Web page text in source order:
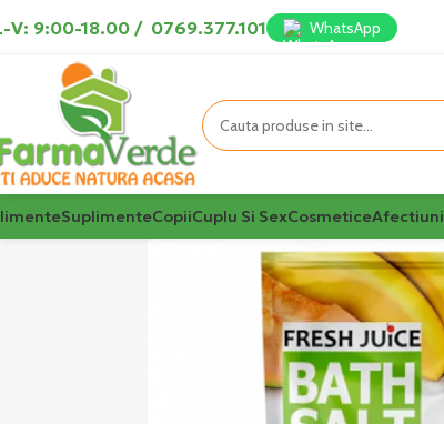
V: 9:00-18.00 / 0769.377.101 WhatsApp
SuplimenteCopiiCuplu Si SexCosmeticeAfectiuni